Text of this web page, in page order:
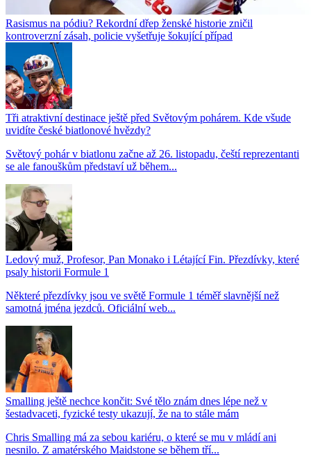
Rasismus na pódiu? Rekordní dřep ženské historie zničil
kontroverzní zásah, policie vyšetřuje šokující případ
Tři atraktivní destinace ještě před Světovým pohárem. Kde všude
uvidíte české biatlonové hvězdy?
Světový pohár v biatlonu začne až 26. listopadu, čeští reprezentanti
se ale fanouškům představí už během...
Ledový muž, Profesor, Pan Monako i Létající Fin. Přezdívky, které
psaly historii Formule 1
Některé přezdívky jsou ve světě Formule 1 téměř slavnější než
samotná jména jezdců. Oficiální web...
Smalling ještě nechce končit: Své tělo znám dnes lépe než v
šestadvaceti, fyzické testy ukazují, že na to stále mám
Chris Smalling má za sebou kariéru, o které se mu v mládí ani
nesnilo. Z amatérského Maidstone se během tří...